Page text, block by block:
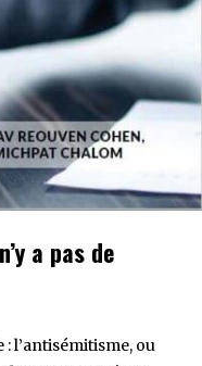
a pas de
l’antisémitisme, ou